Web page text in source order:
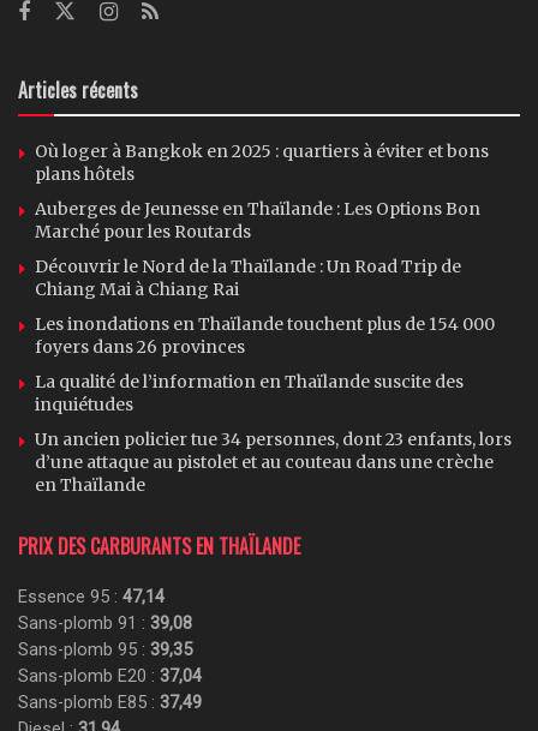
Articles récents
Où loger à Bangkok en 2025 : quartiers à éviter et bons
plans hôtels
Auberges de Jeunesse en Thaïlande : Les Options Bon
Marché pour les Routards
Découvrir le Nord de la Thaïlande : Un Road Trip de
Chiang Mai à Chiang Rai
Les inondations en Thaïlande touchent plus de 154 000
foyers dans 26 provinces
La qualité de l’information en Thaïlande suscite des
inquiétudes
Un ancien policier tue 34 personnes, dont 23 enfants, lors
d’une attaque au pistolet et au couteau dans une crèche
en Thaïlande
PRIX DES CARBURANTS EN THAÏLANDE
Essence 95 : 47,14
Sans-plomb 91 : 39,08
Sans-plomb 95 : 39,35
Sans-plomb E20 : 37,04
Sans-plomb E85 : 37,49